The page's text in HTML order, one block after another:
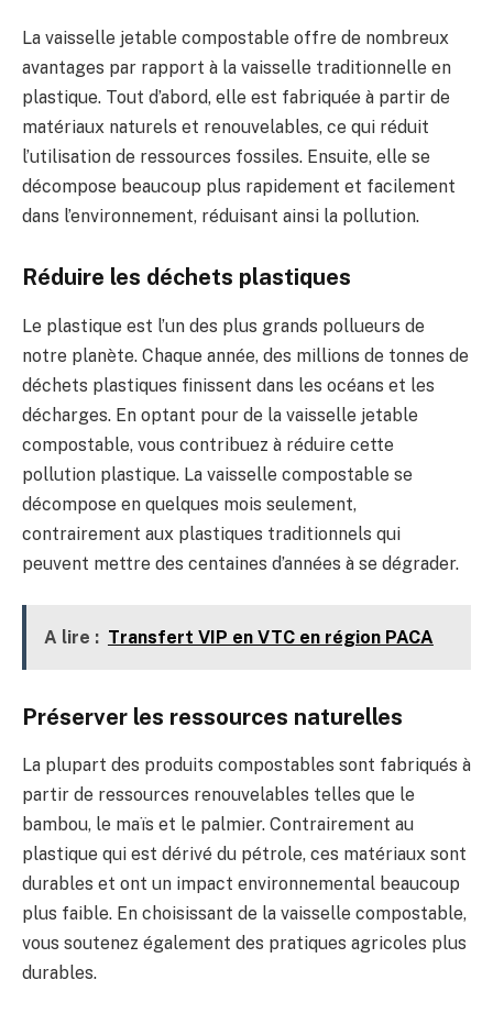
La vaisselle jetable compostable offre de nombreux
avantages par rapport à la vaisselle traditionnelle en
plastique. Tout d’abord, elle est fabriquée à partir de
matériaux naturels et renouvelables, ce qui réduit
l’utilisation de ressources fossiles. Ensuite, elle se
décompose beaucoup plus rapidement et facilement
dans l’environnement, réduisant ainsi la pollution.
Réduire les déchets plastiques
Le plastique est l’un des plus grands pollueurs de
notre planète. Chaque année, des millions de tonnes de
déchets plastiques finissent dans les océans et les
décharges. En optant pour de la vaisselle jetable
compostable, vous contribuez à réduire cette
pollution plastique. La vaisselle compostable se
décompose en quelques mois seulement,
contrairement aux plastiques traditionnels qui
peuvent mettre des centaines d’années à se dégrader.
A lire : Transfert VIP en VTC en région PACA
Préserver les ressources naturelles
La plupart des produits compostables sont fabriqués à
partir de ressources renouvelables telles que le
bambou, le maïs et le palmier. Contrairement au
plastique qui est dérivé du pétrole, ces matériaux sont
durables et ont un impact environnemental beaucoup
plus faible. En choisissant de la vaisselle compostable,
vous soutenez également des pratiques agricoles plus
durables.